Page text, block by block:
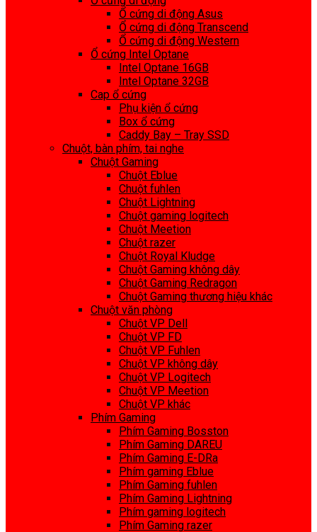
Ổ cứng di động Asus
Ổ cứng di động Transcend
Ổ cứng di động Western
Ổ cứng Intel Optane
Intel Optane 16GB
Intel Optane 32GB
Cap ổ cứng
Phụ kiện ổ cứng
Box ổ cứng
Caddy Bay – Tray SSD
Chuột, bàn phím, tai nghe
Chuột Gaming
Chuột Eblue
Chuột fuhlen
Chuột Lightning
Chuột gaming logitech
Chuột Meetion
Chuột razer
Chuột Royal Kludge
Chuột Gaming không dây
Chuột Gaming Redragon
Chuột Gaming thương hiệu khác
Chuột văn phòng
Chuột VP Dell
Chuột VP FD
Chuột VP Fuhlen
Chuột VP không dây
Chuột VP Logitech
Chuột VP Meetion
Chuột VP khác
Phím Gaming
Phím Gaming Bosston
Phím Gaming DAREU
Phím Gaming E-DRa
Phím gaming Eblue
Phím Gaming fuhlen
Phím Gaming Lightning
Phím gaming logitech
Phím Gaming razer